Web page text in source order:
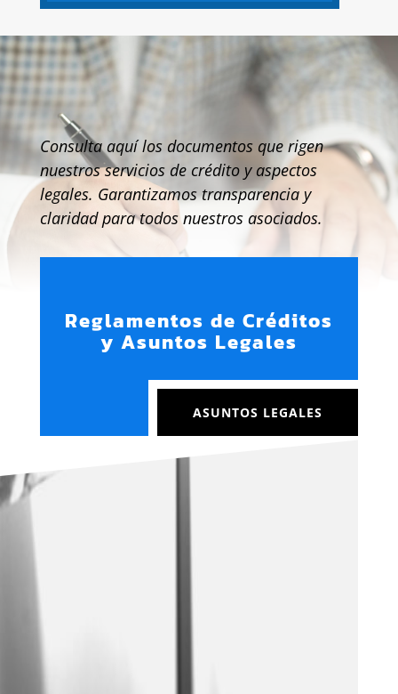
Consulta aquí los documentos que rigen
nuestros servicios de crédito y aspectos
legales. Garantizamos transparencia y
claridad para todos nuestros asociados.
Reglamentos de Créditos
y Asuntos Legales
ASUNTOS LEGALES